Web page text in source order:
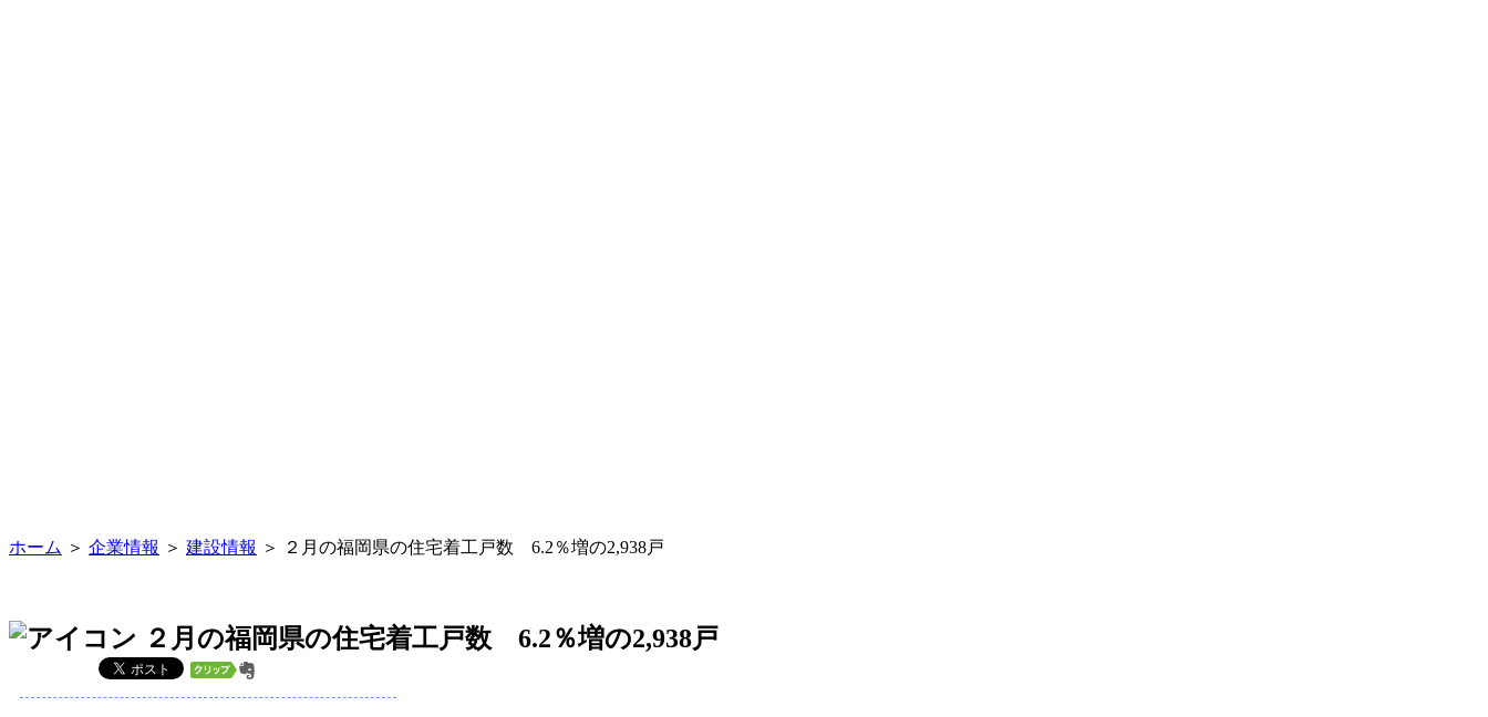
ホーム ＞ 企業情報 ＞ 建設情報 ＞ ２月の福岡県の住宅着工戸数 6.2％増の2,938戸
２月の福岡県の住宅着工戸数 6.2％増の2,938戸